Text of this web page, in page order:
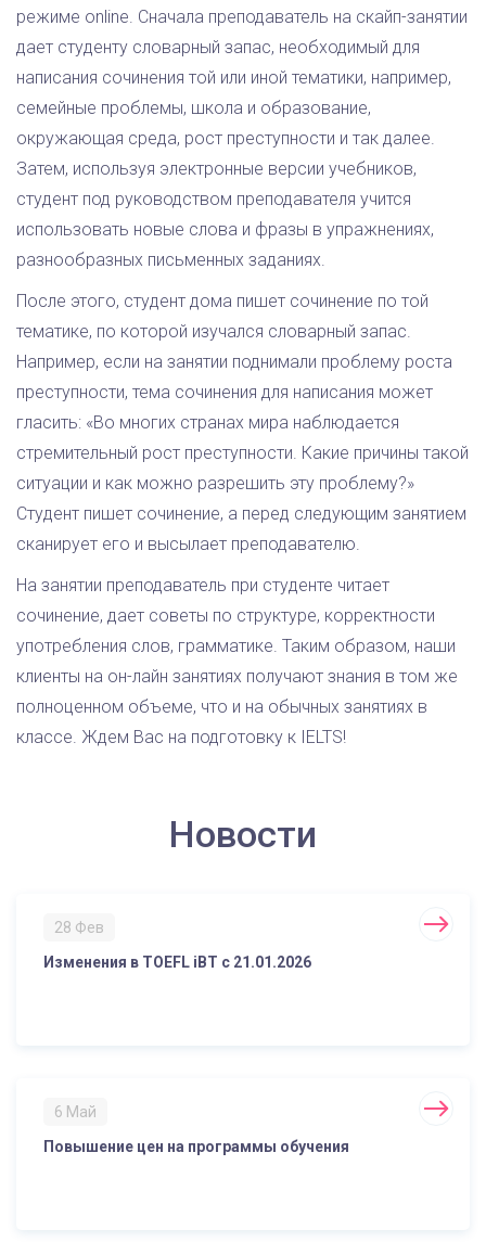
режиме online. Сначала преподаватель на скайп-занятии
дает студенту словарный запас, необходимый для
написания сочинения той или иной тематики, например,
семейные проблемы, школа и образование,
окружающая среда, рост преступности и так далее.
Затем, используя электронные версии учебников,
студент под руководством преподавателя учится
использовать новые слова и фразы в упражнениях,
разнообразных письменных заданиях.
После этого, студент дома пишет сочинение по той
тематике, по которой изучался словарный запас.
Например, если на занятии поднимали проблему роста
преступности, тема сочинения для написания может
гласить: «Во многих странах мира наблюдается
стремительный рост преступности. Какие причины такой
ситуации и как можно разрешить эту проблему?»
Студент пишет сочинение, а перед следующим занятием
сканирует его и высылает преподавателю.
На занятии преподаватель при студенте читает
сочинение, дает советы по структуре, корректности
употребления слов, грамматике. Таким образом, наши
клиенты на он-лайн занятиях получают знания в том же
полноценном объеме, что и на обычных занятиях в
классе. Ждем Вас на подготовку к IELTS!
Новости
28 Фев
Изменения в TOEFL iBT с 21.01.2026
6 Май
Повышение цен на программы обучения